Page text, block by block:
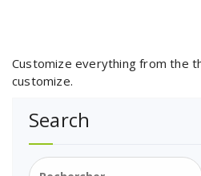
Customize everything from the
customize.
Search
Rechercher :